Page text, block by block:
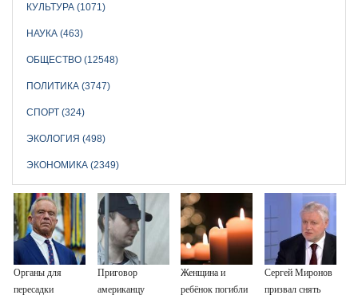
КУЛЬТУРА (1071)
НАУКА (463)
ОБЩЕСТВО (12548)
ПОЛИТИКА (3747)
СПОРТ (324)
ЭКОЛОГИЯ (498)
ЭКОНОМИКА (2349)
Органы для
пересадки
Приговор
американцу
Женщина и
ребёнок погибли
Сергей Миронов
призвал снять